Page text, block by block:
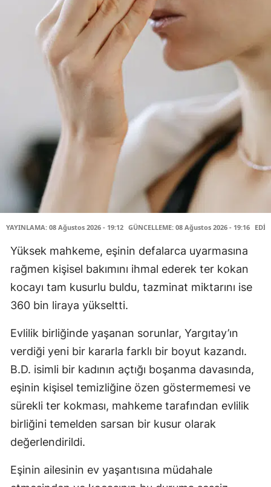
YAYINLAMA: 08 Ağustos 2026 - 19:12 GÜNCELLEME: 08 Ağustos 2026 - 19:16
Yüksek mahkeme, eşinin defalarca uyarmasına
rağmen kişisel bakımını ihmal ederek ter kokan
kocayı tam kusurlu buldu, tazminat miktarını ise
360 bin liraya yükseltti.
Evlilik birliğinde yaşanan sorunlar, Yargıtay’ın
verdiği yeni bir kararla farklı bir boyut kazandı.
B.D. isimli bir kadının açtığı boşanma davasında,
eşinin kişisel temizliğine özen göstermemesi ve
sürekli ter kokması, mahkeme tarafından evlilik
birliğini temelden sarsan bir kusur olarak
değerlendirildi.
Eşinin ailesinin ev yaşantısına müdahale